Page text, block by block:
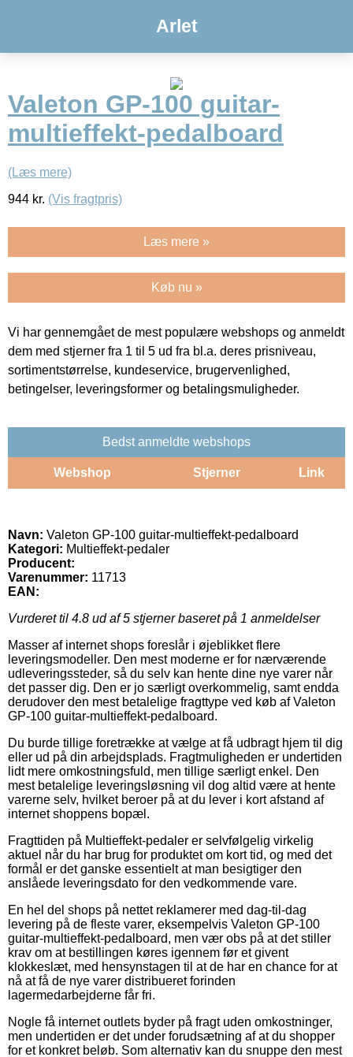
Arlet
Valeton GP-100 guitar-
multieffekt-pedalboard
(Læs mere)
944 kr. (Vis fragtpris)
Læs mere »
Køb nu »
Vi har gennemgået de mest populære webshops og anmeldt
dem med stjerner fra 1 til 5 ud fra bl.a. deres prisniveau,
sortimentstørrelse, kundeservice, brugervenlighed,
betingelser, leveringsformer og betalingsmuligheder.
Bedst anmeldte webshops
Webshop Stjerner Link
Navn: Valeton GP-100 guitar-multieffekt-pedalboard
Kategori: Multieffekt-pedaler
Producent:
Varenummer: 11713
EAN:
Vurderet til 4.8 ud af 5 stjerner baseret på 1 anmeldelser
Masser af internet shops foreslår i øjeblikket flere
leveringsmodeller. Den mest moderne er for nærværende
udleveringssteder, så du selv kan hente dine nye varer når
det passer dig. Den er jo særligt overkommelig, samt endda
derudover den mest betalelige fragttype ved køb af Valeton
GP-100 guitar-multieffekt-pedalboard.
Du burde tillige foretrække at vælge at få udbragt hjem til dig
eller ud på din arbejdsplads. Fragtmuligheden er undertiden
lidt mere omkostningsfuld, men tillige særligt enkel. Den
mest betalelige leveringsløsning vil dog altid være at hente
varerne selv, hvilket beroer på at du lever i kort afstand af
internet shoppens bopæl.
Fragttiden på Multieffekt-pedaler er selvfølgelig virkelig
aktuel når du har brug for produktet om kort tid, og med det
formål er det ganske essentielt at man besigtiger den
anslåede leveringsdato for den vedkommende vare.
En hel del shops på nettet reklamerer med dag-til-dag
levering på de fleste varer, eksempelvis Valeton GP-100
guitar-multieffekt-pedalboard, men vær obs på at det stiller
krav om at bestillingen køres igennem før et givent
klokkeslæt, med hensynstagen til at de har en chance for at
nå at få de nye varer distribueret forinden
lagermedarbejderne får fri.
Nogle få internet outlets byder på fragt uden omkostninger,
men undertiden er det under forudsætning af at du shopper
for et konkret beløb. Som alternativ kan du snuppe den mest